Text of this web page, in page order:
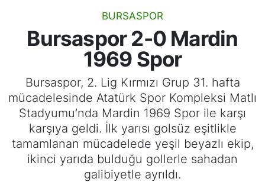
BURSASPOR
Bursaspor 2-0 Mardin
1969 Spor
Bursaspor, 2. Lig Kırmızı Grup 31. hafta
mücadelesinde Atatürk Spor Kompleksi Matlı
Stadyumu’nda Mardin 1969 Spor ile karşı
karşıya geldi. İlk yarısı golsüz eşitlikle
tamamlanan mücadelede yeşil beyazlı ekip,
ikinci yarıda bulduğu gollerle sahadan
galibiyetle ayrıldı.
Bursa Amatör
Voleybol
Genel
Bursa Trafik Yoğunluk Haritası
TFF 1.Lig Puan Durumu ve Fikstür
Tüm Manşetler
Son Dakika Haberleri
Haber Arşivi